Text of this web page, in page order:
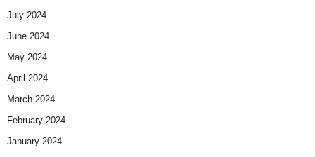
July 2024
June 2024
May 2024
April 2024
March 2024
February 2024
January 2024